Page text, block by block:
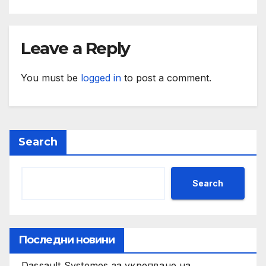
Leave a Reply
You must be logged in to post a comment.
Search
Search
Последни новини